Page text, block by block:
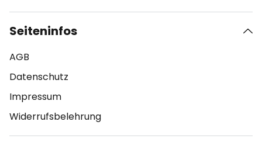
Seiteninfos
AGB
Datenschutz
Impressum
Widerrufsbelehrung